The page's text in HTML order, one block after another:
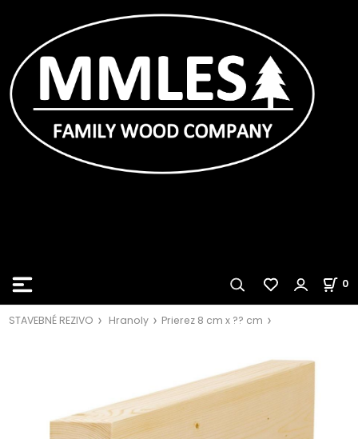
0
STAVEBNÉ REZIVO Hranoly Prierez 8 cm x ?? cm